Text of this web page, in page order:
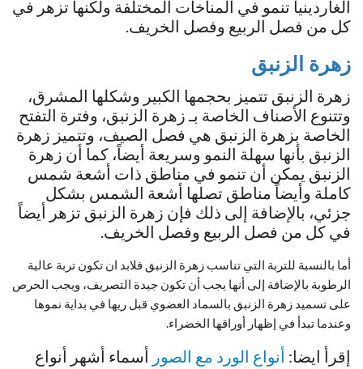
الغاردينيا تنمو في المناخات المختلفة ولكنها تزهر في
كل من فصل الربيع وفصل الخريف.
زهرة الزنبق
زهرة الزنبق تتميز بحجمها الكبير وشكلها المشرق،
وتتنوع الأصناف الخاصة بـ زهرة الزنبق، وفترة التفتح
الخاصة بزهرة الزنبق هي فصل الصيف، وتتميز زهرة
الزنبق بأنها سهلة النمو وسريعة أيضاً، كما أن زهرة
الزنبق يمكن أن تنمو في مناطق ذات أشعة شمس
كاملة وأيضاً مناطق تصلها أشعة الشمس بشكل
جزئي، بالإضافة إلى ذلك فإن زهرة الزنبق تزهر أيضاً
في كل من فصل الربيع وفصل الخريف.
أما بالنسبة للتربة التي تناسب زهرة الزنبق فلابد ان تكون تربة عالية
الرطوبة بالإضافة إلى أنها يجب أن تكون جيدة التصريف، ويجب الحرص
على تسميد زهرة الزنبق بالسماد العضوي قبل ريها في بداية نموها
وعندما تبدأ في إظهار أوراقها الخضراء.
إقرأ ايضا: أنواع الورد مع الصور أسماء أشهر أنواع